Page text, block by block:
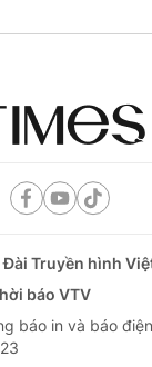
Đài Truyền hình
báo VTV
báo in và báo